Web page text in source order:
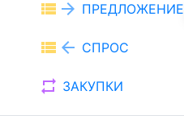
view_list arrow_forward ПРЕДЛОЖЕНИЕ
view_list arrow_back СПРОС
repeat ЗАКУПКИ